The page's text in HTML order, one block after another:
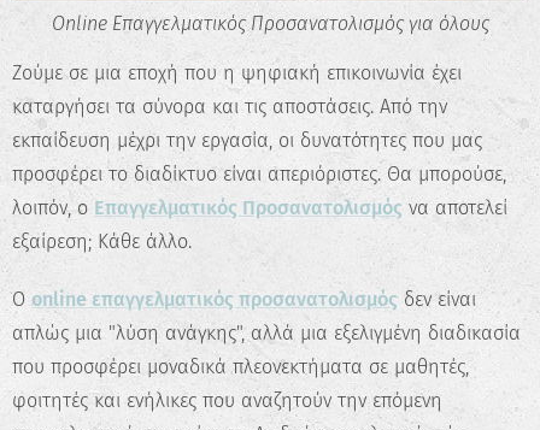
Online Επαγγελματικός Προσανατολισμός για όλους
Ζούμε σε μια εποχή που η ψηφιακή επικοινωνία έχει
καταργήσει τα σύνορα και τις αποστάσεις. Από την
εκπαίδευση μέχρι την εργασία, οι δυνατότητες που μας
προσφέρει το διαδίκτυο είναι απεριόριστες. Θα μπορούσε,
λοιπόν, οΕπαγγελματικός Προσανατολισμός να αποτελεί
εξαίρεση; Κάθε άλλο.
Ο online επαγγελματικός προσανατολισμός δεν είναι
απλώς μια "λύση ανάγκης", αλλά μια εξελιγμένη διαδικασία
που προσφέρει μοναδικά πλεονεκτήματα σε μαθητές,
φοιτητές και ενήλικες που αναζητούν την επόμενη